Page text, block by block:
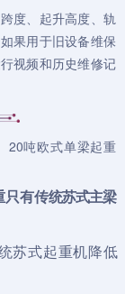
度、起升高度、轨
果用于旧设备维保
视频和历史维修记
20吨欧式单梁起重
只有传统苏式主梁
苏式起重机降低